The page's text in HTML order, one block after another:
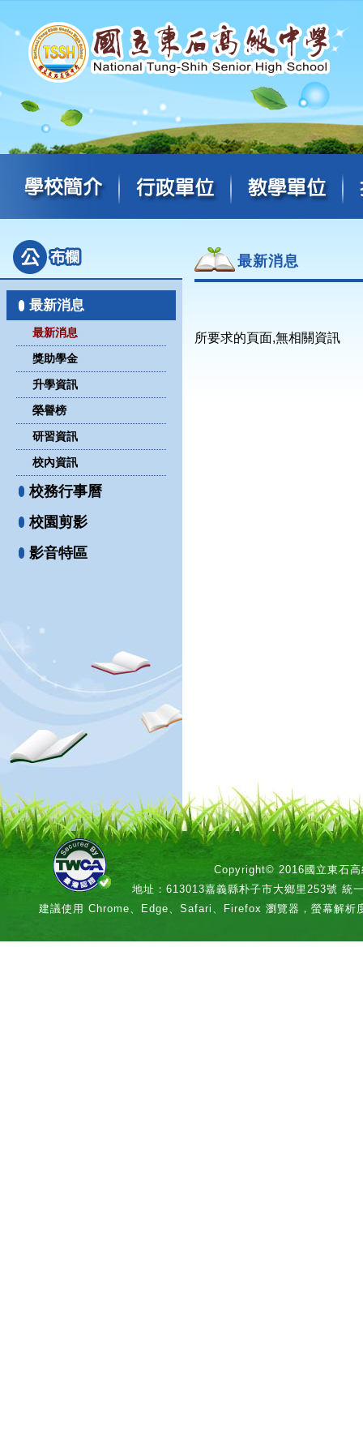
最新消息
最新消息
獎助學金
升學資訊
榮譽榜
研習資訊
校內資訊
校務行事曆
校園剪影
影音特區
最新消息
所要求的頁面,無相關資訊
Copyright© 2016國立東石高
地址：613013嘉義縣朴子市大鄉里253號 統
建議使用 Chrome、Edge、Safari、Firefox 瀏覽器，螢幕解